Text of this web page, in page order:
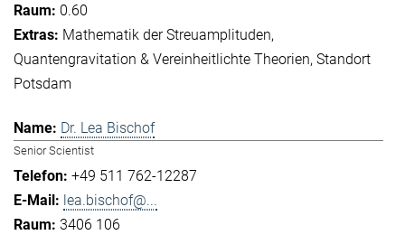
0.60
Mathematik der Streuamplituden
Quantengravitation & Vereinheitlichte Theorien Standort
Potsdam
Dr. Lea Bischof
Senior Scientist
+49 511 762-12287
lea.bischof@...
3406 106